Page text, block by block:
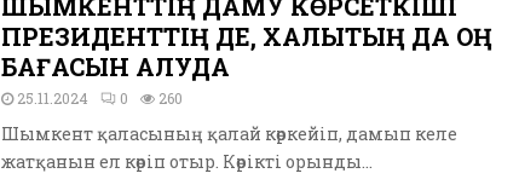
ПРЕЗИДЕНТТІҢ ДЕ, ХАЛЫҚТЫҢ ДА ОҢ
БАҒАСЫН АЛУДА
25.11.2024 0 260
Шымкент қаласының қалай көркейіп, дамып келе
жатқанын ел көріп отыр. Көрікті орынды...